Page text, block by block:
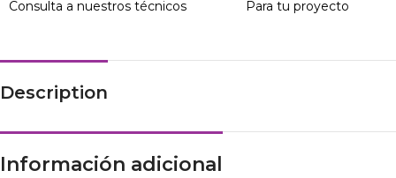
Consulta a nuestros técnicos Para tu proyecto
Description
Información adicional